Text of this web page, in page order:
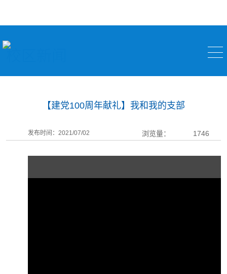
【建党100周年献礼】我和我的支部
发布时间：2021/07/02 浏览量： 1746